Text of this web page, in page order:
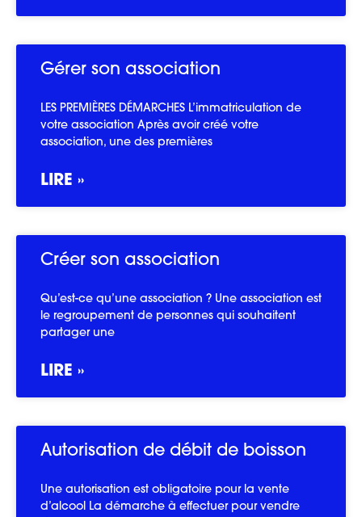
Gérer son association
LES PREMIÈRES DÉMARCHES L’immatriculation de
votre association Après avoir créé votre
association, une des premières
LIRE »
Créer son association
Qu’est-ce qu’une association ? Une association est
le regroupement de personnes qui souhaitent
partager une
LIRE »
Autorisation de débit de boisson
Une autorisation est obligatoire pour la vente
d’alcool La démarche à effectuer pour vendre